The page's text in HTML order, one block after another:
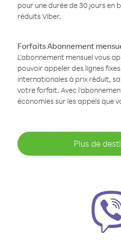
pour une durée de 30 jours en
réduits Viber.
Forfaits Abonnement
L'abonnement mensuel vous
pouvoir appeler des lignes
internationales à prix réduit,
votre forfait. Avec
économies sur les appels que
Plus de